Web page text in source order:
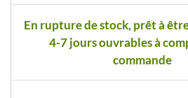
En rupture de stock, prêt à
4-7 jours ouvrables à
commande